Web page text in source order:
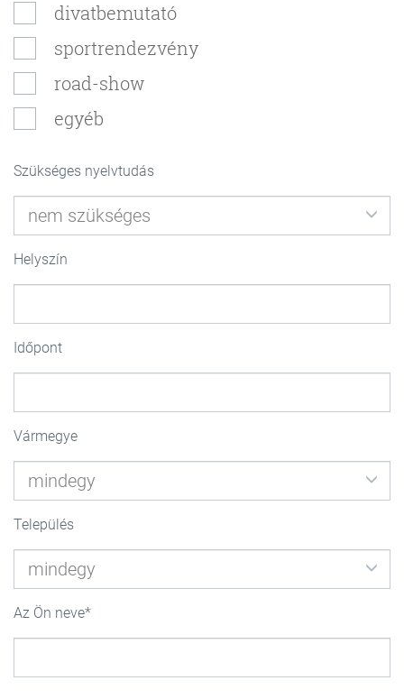
divatbemutató
sportrendezvény
road-show
egyéb
Szükséges nyelvtudás
Helyszín
Időpont
Vármegye
Település
Az Ön neve